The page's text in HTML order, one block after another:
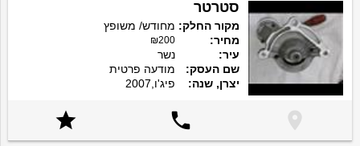
סטרטר
מקור החלק: מחודש/ משופץ
מחיר:
₪200
עיר:
נשר
שם העסק:
מודעה פרטית
יצרן, שנה:
פיג'ו,2007


